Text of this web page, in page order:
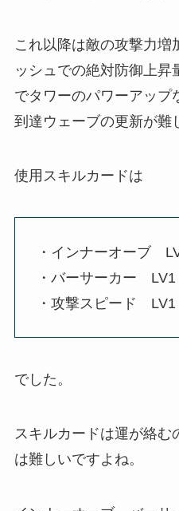
これ以降は敵の攻撃力増
ッシュでの絶対防御上
でタワーのパワーアップ
到達ウェーブの更新が難
使用スキルカードは
・インナーオーブ
・バーサーカー LV1
・攻撃スピード LV1
でした。
スキルカードは運が絡む
は難しいですよね。